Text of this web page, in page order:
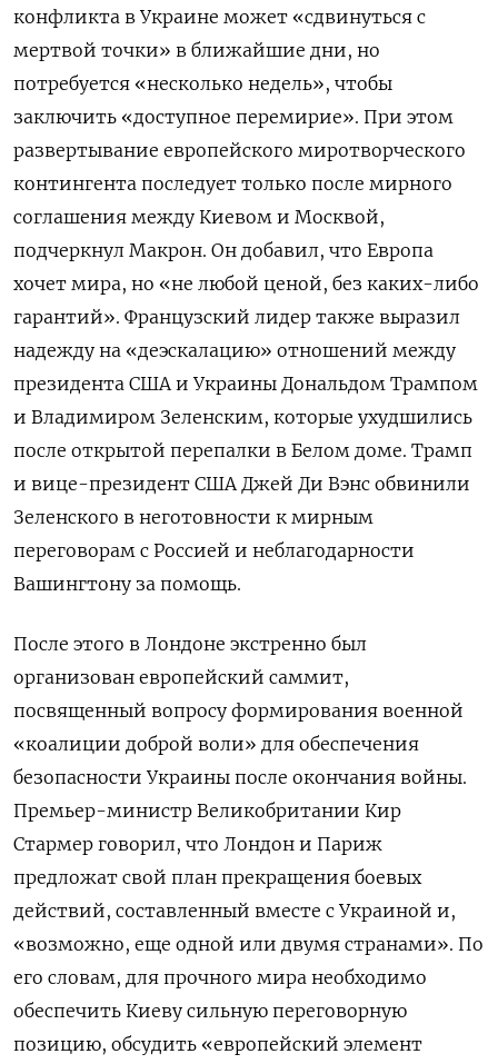
конфликта в Украине может «сдвинуться с
мертвой точки» в ближайшие дни, но
потребуется «несколько недель», чтобы
заключить «доступное перемирие». При этом
развертывание европейского миротворческого
контингента последует только после мирного
соглашения между Киевом и Москвой,
подчеркнул Макрон. Он добавил, что Европа
хочет мира, но «не любой ценой, без каких-либо
гарантий». Французский лидер также выразил
надежду на «деэскалацию» отношений между
президента США и Украины Дональдом Трампом
и Владимиром Зеленским, которые ухудшились
после открытой перепалки в Белом доме. Трамп
и вице-президент США Джей Ди Вэнс обвинили
Зеленского в неготовности к мирным
переговорам с Россией и неблагодарности
Вашингтону за помощь.
После этого в Лондоне экстренно был
организован европейский саммит,
посвященный вопросу формирования военной
«коалиции доброй воли» для обеспечения
безопасности Украины после окончания войны.
Премьер-министр Великобритании Кир
Стармер говорил, что Лондон и Париж
предложат свой план прекращения боевых
действий, составленный вместе с Украиной и,
«возможно, еще одной или двумя странами». По
его словам, для прочного мира необходимо
обеспечить Киеву сильную переговорную
позицию, обсудить «европейский элемент